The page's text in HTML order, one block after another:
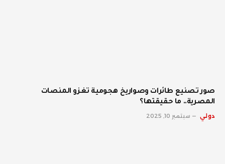
صور تصنيع طائرات وصواريخ هجومية تغزو المنصات
المصرية.. ما حقيقتها؟
دولي سبتمبر 10, 2025